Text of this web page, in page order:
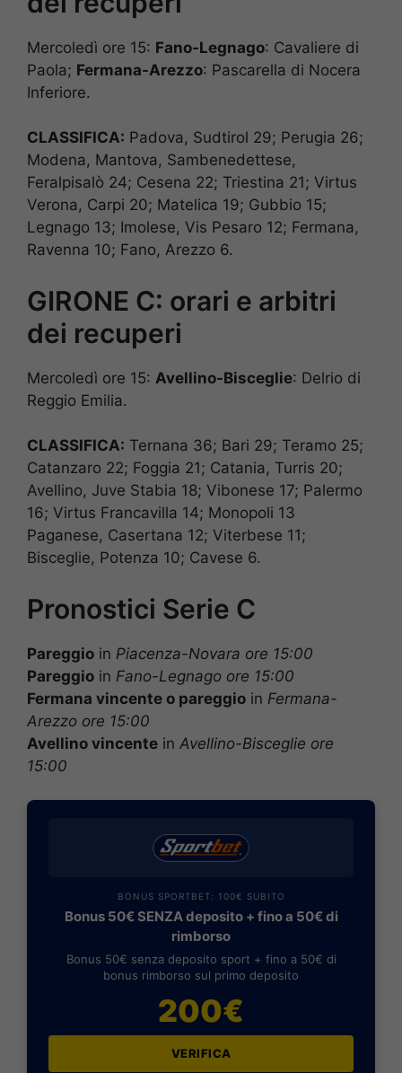
Mercoledì ore 15: Fano-Legnago: Cavaliere di
Paola; Fermana-Arezzo: Pascarella di Nocera
Inferiore.
CLASSIFICA: Padova, Sudtirol 29; Perugia 26;
Modena, Mantova, Sambenedettese,
Feralpisalò 24; Cesena 22; Triestina 21; Virtus
Verona, Carpi 20; Matelica 19; Gubbio 15;
Legnago 13; Imolese, Vis Pesaro 12; Fermana,
Ravenna 10; Fano, Arezzo 6.
GIRONE C: orari e arbitri
dei recuperi
Mercoledì ore 15: Avellino-Bisceglie: Delrio di
Reggio Emilia.
CLASSIFICA: Ternana 36; Bari 29; Teramo 25;
Catanzaro 22; Foggia 21; Catania, Turris 20;
Avellino, Juve Stabia 18; Vibonese 17; Palermo
16; Virtus Francavilla 14; Monopoli 13
Paganese, Casertana 12; Viterbese 11;
Bisceglie, Potenza 10; Cavese 6.
Pronostici Serie C
Pareggio in Piacenza-Novara ore 15:00
Pareggio in Fano-Legnago ore 15:00
Fermana vincente o pareggio in Fermana-
Arezzo ore 15:00
Avellino vincente in Avellino-Bisceglie ore
15:00
BONUS SPORTBET: 100€ SUBITO
Bonus 50€ SENZA deposito + fino a 50€ di
rimborso
Bonus 50€ senza deposito sport + fino a 50€ di
bonus rimborso sul primo deposito
200€
VERIFICA